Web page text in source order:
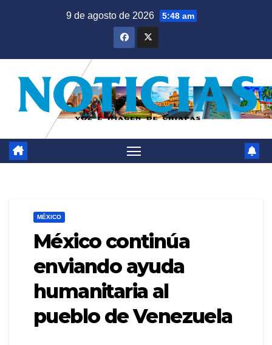
9 de agosto de 2026 5:48 am
MÉXICO
México continúa
enviando ayuda
humanitaria al
pueblo de Venezuela